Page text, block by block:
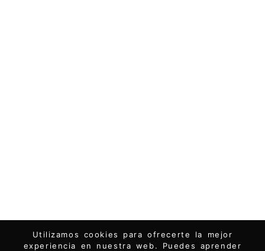
Utilizamos cookies para ofrecerte la mejor
experiencia en nuestra web. Puedes aprender